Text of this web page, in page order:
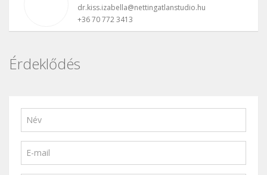
dr.kiss.izabella@nettingatlanstudio.hu
+36 70 772 3413
Érdeklődés